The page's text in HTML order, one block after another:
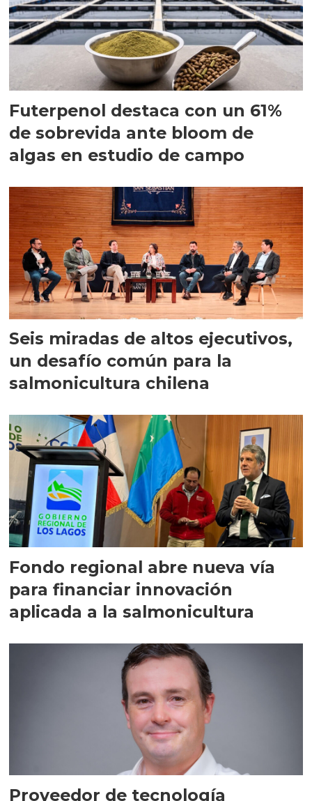
Futerpenol destaca con un 61%
de sobrevida ante bloom de
algas en estudio de campo
Seis miradas de altos ejecutivos,
un desafío común para la
salmonicultura chilena
Fondo regional abre nueva vía
para financiar innovación
aplicada a la salmonicultura
Proveedor de tecnología